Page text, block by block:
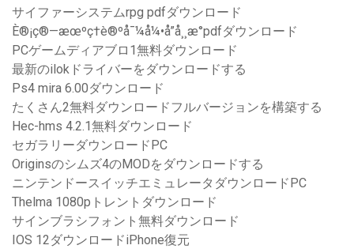
サイファーシステムrpg pdfダウンロード
È®¡ç®—æœºç†è®ºå¯¼å¼•å”å¸¸æ°pdfダウンロード
PCゲームディアブロ1無料ダウンロード
最新のilokドライバーをダウンロードする
Ps4 mira 6.00ダウンロード
たくさん2無料ダウンロードフルバージョンを構築する
Hec-hms 4.2.1無料ダウンロード
セガラリーダウンロードPC
Originsのシムズ4のMODをダウンロードする
ニンテンドースイッチエミュレータダウンロードPC
Thelma 1080pトレントダウンロード
サインブラシフォント無料ダウンロード
IOS 12ダウンロードiPhone復元